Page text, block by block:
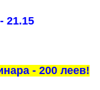
21.15
- 200 леев!